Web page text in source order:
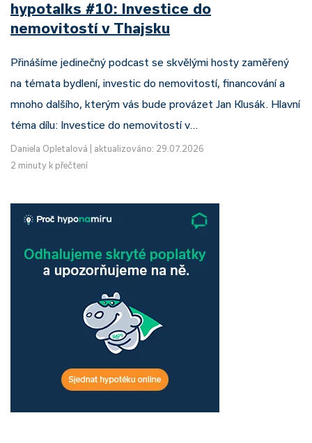
hypotalks #10: Investice do
nemovitostí v Thajsku
Přinášíme jedinečný podcast se skvělými hosty zaměřený
na témata bydlení, investic do nemovitostí, financování a
mnoho dalšího, kterým vás bude provázet Jan Klusák. Hlavní
téma dílu: Investice do nemovitostí v…
Daniela Opletalová
aktualizováno: 29.07.2026
2 minuty k přečtení